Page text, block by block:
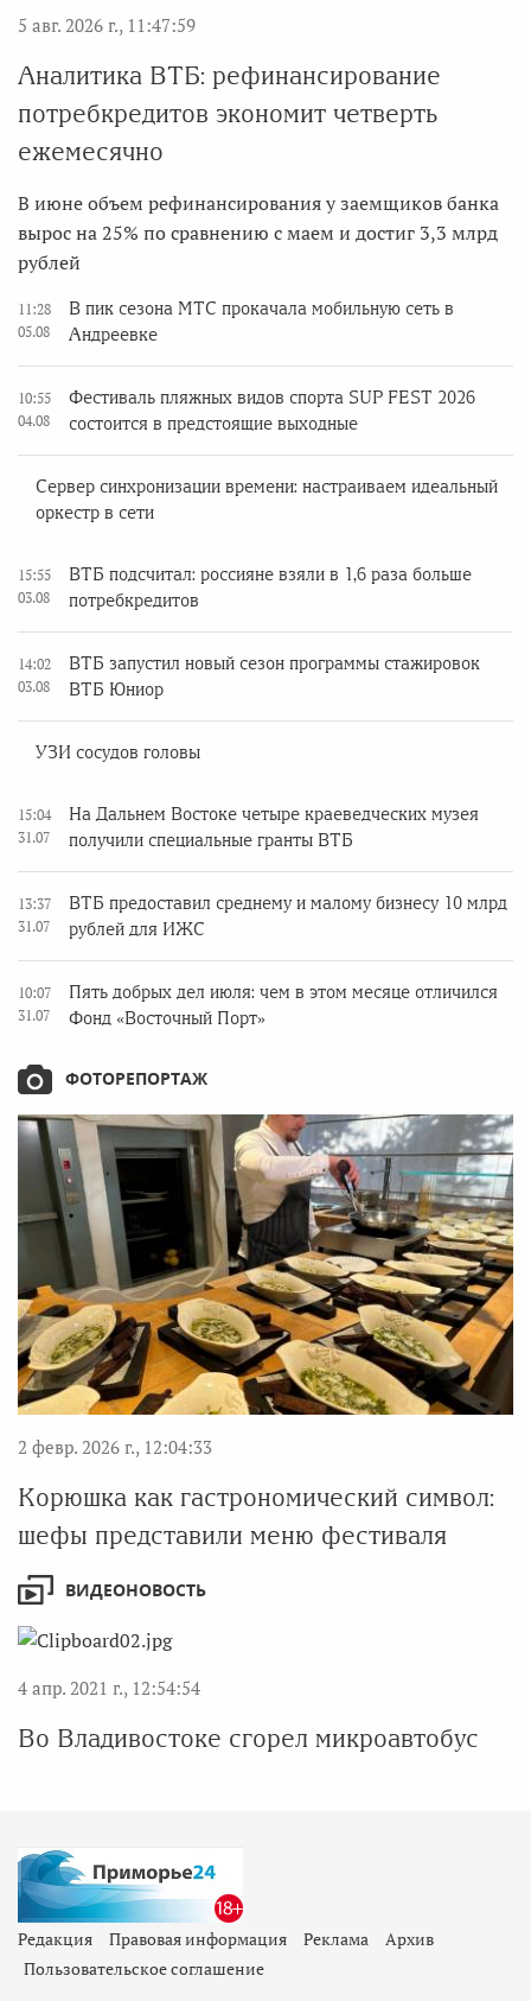
5 авг. 2026 г., 11:47:59
Аналитика ВТБ: рефинансирование
потребкредитов экономит четверть
ежемесячно
В июне объем рефинансирования у заемщиков банка
вырос на 25% по сравнению с маем и достиг 3,3 млрд
рублей
11:28
05.08
В пик сезона МТС прокачала мобильную сеть в
Андреевке
10:55
04.08
Фестиваль пляжных видов спорта SUP FEST 2026
состоится в предстоящие выходные
Сервер синхронизации времени: настраиваем идеальный
оркестр в сети
15:55
03.08
ВТБ подсчитал: россияне взяли в 1,6 раза больше
потребкредитов
14:02
03.08
ВТБ запустил новый сезон программы стажировок
ВТБ Юниор
УЗИ сосудов головы
15:04
31.07
На Дальнем Востоке четыре краеведческих музея
получили специальные гранты ВТБ
13:37
31.07
ВТБ предоставил среднему и малому бизнесу 10 млрд
рублей для ИЖС
10:07
31.07
Пять добрых дел июля: чем в этом месяце отличился
Фонд «Восточный Порт»
ФОТОРЕПОРТАЖ
2 февр. 2026 г., 12:04:33
Корюшка как гастрономический символ:
шефы представили меню фестиваля
ВИДЕОНОВОСТЬ
4 апр. 2021 г., 12:54:54
Во Владивостоке сгорел микроавтобус
Редакция Правовая информация Реклама
Архив
Пользовательское соглашение